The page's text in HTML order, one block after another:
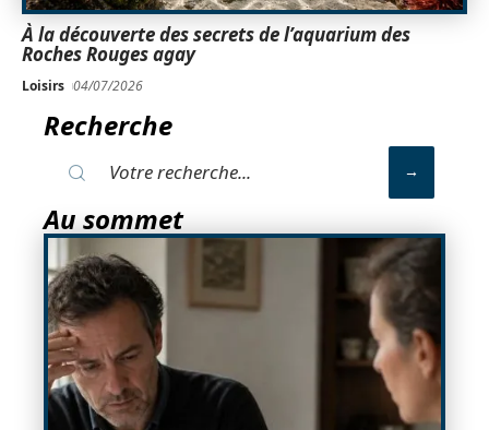
À la découverte des secrets de l’aquarium des
Roches Rouges agay
Loisirs 04/07/2026
Recherche
Au sommet